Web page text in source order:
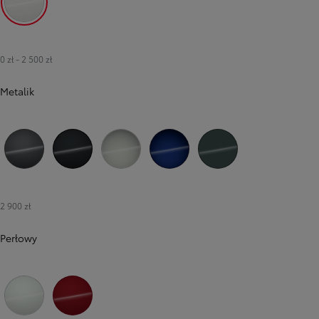
040 Pure White
0 zł - 2 500 zł
Metalik
2 900 zł
Perłowy